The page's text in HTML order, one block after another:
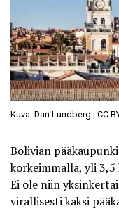
Kuva: Dan Lundberg | CC
Bolivian
korkeimmalla, yli 3,5
Ei ole niin
virallisesti kaksi